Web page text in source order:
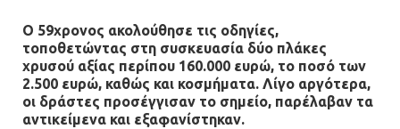
Ο 59χρονος ακολούθησε τις οδηγίες,
τοποθετώντας στη συσκευασία δύο πλάκες
χρυσού αξίας περίπου 160.000 ευρώ, το ποσό των
2.500 ευρώ, καθώς και κοσμήματα. Λίγο αργότερα,
οι δράστες προσέγγισαν το σημείο, παρέλαβαν τα
αντικείμενα και εξαφανίστηκαν.